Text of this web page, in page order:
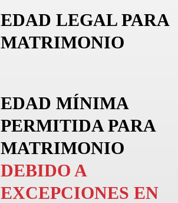
EDAD LEGAL PARA
MATRIMONIO
EDAD MÍNIMA
PERMITIDA PARA
MATRIMONIO
DEBIDO A
EXCEPCIONES EN